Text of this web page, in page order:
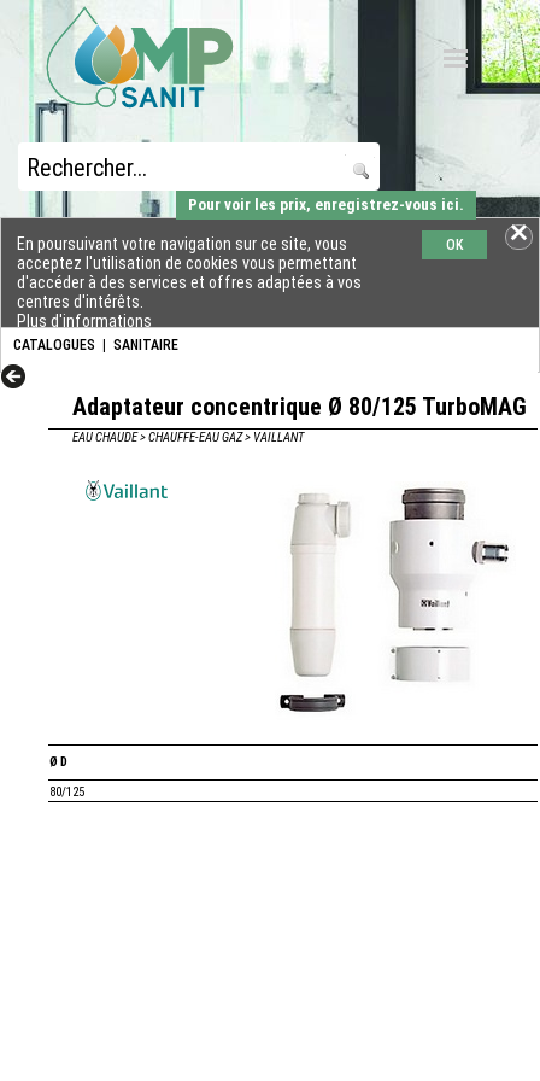
CATALOGUES SANITAIRE
En poursuivant votre navigation sur ce site, vous
acceptez l'utilisation de cookies vous permettant
d'accéder à des services et offres adaptées à vos
centres d'intérêts.
Plus d'informations
OK
Pour voir les prix, enregistrez-vous ici.